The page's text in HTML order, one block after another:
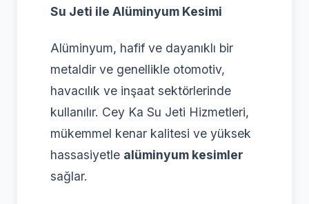
Su Jeti ile Alüminyum Kesimi
Alüminyum, hafif ve dayanıklı bir
metaldir ve genellikle otomotiv,
havacılık ve inşaat sektörlerinde
kullanılır. Cey Ka Su Jeti Hizmetleri,
mükemmel kenar kalitesi ve yüksek
hassasiyetle alüminyum kesimler
sağlar.